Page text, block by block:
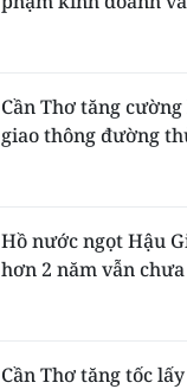
Cần Thơ tăng
giao thông đường
Hồ nước ngọt Hậu
hơn 2 năm vẫn
Cần Thơ tăng tốc